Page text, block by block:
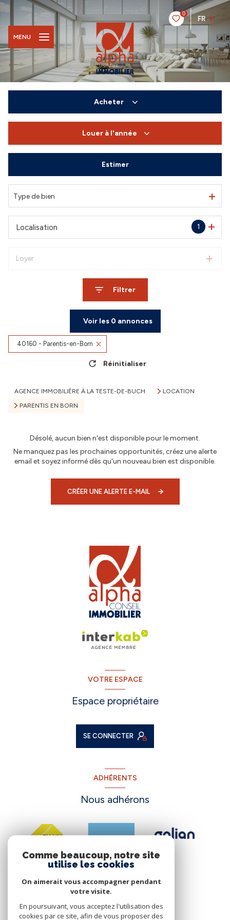
0
FR
MENU
Acheter
Du neuf
De l'immo pro
Louer à l'année
De l'immo pro
Estimer
Type de bien
1
Localisation
Loyer
Filtrer
Voir les 0 annonces
40160 - Parentis-en-Born
Réinitialiser
AGENCE IMMOBILIÈRE À LA TESTE-DE-BUCH
LOCATION
PARENTIS EN BORN
Désolé, aucun bien n'est disponible pour le moment.
Ne manquez pas les prochaines opportunités, créez une alerte
email et soyez informé dès qu'un nouveau bien est disponible.
CRÉER UNE ALERTE E-MAIL
VOTRE ESPACE
Espace propriétaire
SE CONNECTER
ADHÉRENTS
Nous adhérons
Comme beaucoup, notre site
utilise les cookies
On aimerait vous accompagner pendant
votre visite.
En poursuivant, vous acceptez l'utilisation des
cookies par ce site, afin de vous proposer des